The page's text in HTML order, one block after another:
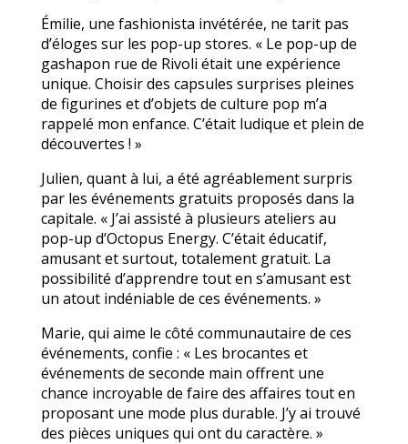
Émilie, une fashionista invétérée, ne tarit pas
d’éloges sur les pop-up stores. « Le pop-up de
gashapon rue de Rivoli était une expérience
unique. Choisir des capsules surprises pleines
de figurines et d’objets de culture pop m’a
rappelé mon enfance. C’était ludique et plein de
découvertes ! »
Julien, quant à lui, a été agréablement surpris
par les événements gratuits proposés dans la
capitale. « J’ai assisté à plusieurs ateliers au
pop-up d’Octopus Energy. C’était éducatif,
amusant et surtout, totalement gratuit. La
possibilité d’apprendre tout en s’amusant est
un atout indéniable de ces événements. »
Marie, qui aime le côté communautaire de ces
événements, confie : « Les brocantes et
événements de seconde main offrent une
chance incroyable de faire des affaires tout en
proposant une mode plus durable. J’y ai trouvé
des pièces uniques qui ont du caractère. »